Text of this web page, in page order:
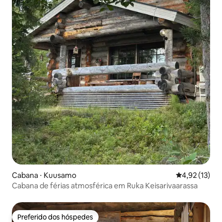
Cabana ⋅ Kuusamo 4,92 de uma
4,92 (13)
Cabana de férias atmosférica em Ruka Keisarivaarassa
Preferido dos hóspedes